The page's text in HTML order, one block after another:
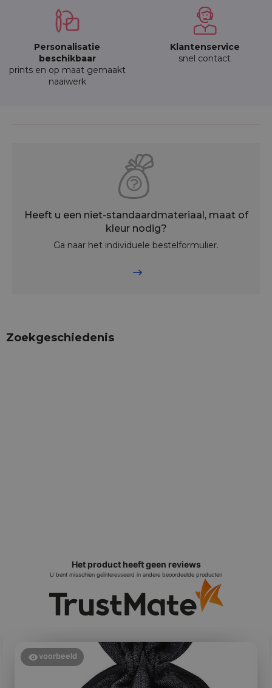
Personalisatie
beschikbaar
prints en op maat gemaakt
naaiwerk
Klantenservice
snel contact
Heeft u een niet-standaardmateriaal, maat of
kleur nodig?
Ga naar het individuele bestelformulier.
Zoekgeschiedenis
Het product heeft geen reviews
U bent misschien geïnteresseerd in andere beoordeelde producten
voorbeeld